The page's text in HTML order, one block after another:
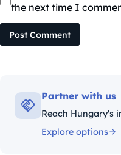
the next time I
Post Comment
Partner with us
Reach Hungary's
Explore options